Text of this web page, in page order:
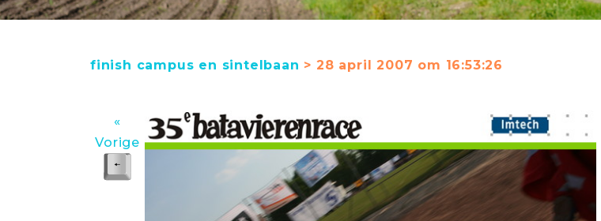
finish campus en sintelbaan > 28 april 2007 om 16:53:26
«
Vorige